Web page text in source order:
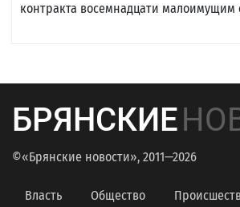
контракта восемнадцати малоимущим
БРЯНСКИЕ
©«Брянские новости», 2011—2026
Власть Общество